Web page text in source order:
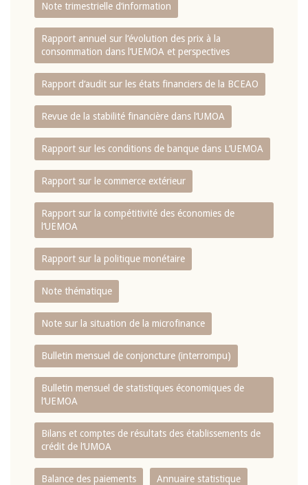
Note trimestrielle d‘information
Rapport annuel sur l‘évolution des prix à la
consommation dans l‘UEMOA et perspectives
Rapport d‘audit sur les états financiers de la BCEAO
Revue de la stabilité financière dans l‘UMOA
Rapport sur les conditions de banque dans L‘UEMOA
Rapport sur le commerce extérieur
Rapport sur la compétitivité des économies de
l‘UEMOA
Rapport sur la politique monétaire
Note thématique
Note sur la situation de la microfinance
Bulletin mensuel de conjoncture (interrompu)
Bulletin mensuel de statistiques économiques de
l‘UEMOA
Bilans et comptes de résultats des établissements de
crédit de l‘UMOA
Balance des paiements Annuaire statistique